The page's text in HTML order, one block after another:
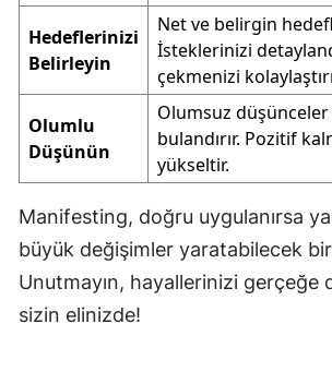
Hedeflerinizi
Belirleyin
Net ve belirgin
İsteklerinizi
çekmenizi
Olumlu
Düşünün
Olumsuz
bulandırır. Pozitif
yükseltir.
Manifesting, doğru uygulanırsa
büyük değişimler yaratabilecek
Unutmayın, hayallerinizi gerçeğe
sizin elinizde!